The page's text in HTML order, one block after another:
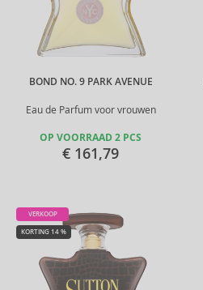
BOND NO. 9 PARK AVENUE
Eau de Parfum voor vrouwen
OP VOORRAAD 2 PCS
€ 161,79
VERKOOP
KORTING 14 %